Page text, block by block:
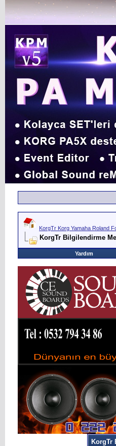
KorgTr Korg Yamaha Roland
KorgTr Bilgilendirme
Yardım
KorgTr